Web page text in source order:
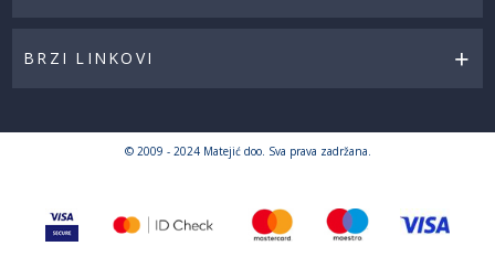
BRZI LINKOVI
© 2009 - 2024 Matejić doo. Sva prava zadržana.